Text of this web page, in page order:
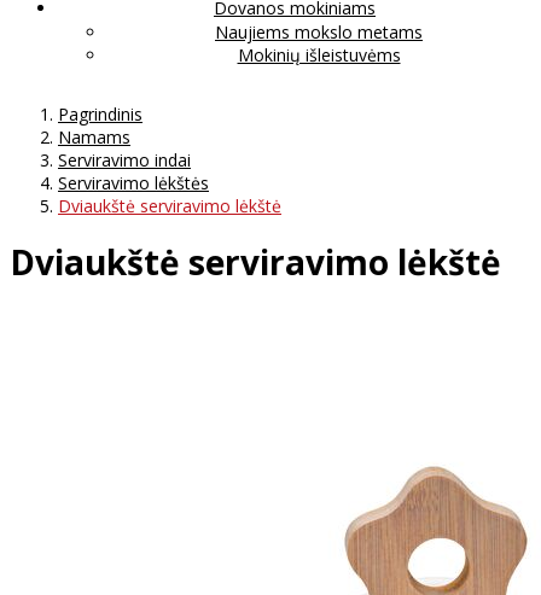
Dovanos mokiniams
Naujiems mokslo metams
Mokinių išleistuvėms
Pagrindinis
Namams
Serviravimo indai
Serviravimo lėkštės
Dviaukštė serviravimo lėkštė
Dviaukštė serviravimo lėkštė